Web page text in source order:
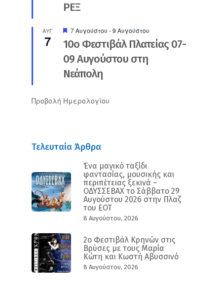
ΡΕΞ
ΑΥΓ
7
Προτεινόμενο
7 Αυγούστου -9 Αυγούστου
10ο Φεστιβάλ Πλατείας 07-
09 Αυγούστου στη
Νεάπολη
Προβολή Ημερολογίου
Τελευταία Άρθρα
Ένα μαγικό ταξίδι
φαντασίας, μουσικής και
περιπέτειας ξεκινά –
ΟΔΥΣΣΕΒΑΧ το Σάββατο 29
Αυγούστου 2026 στην Πλαζ
του ΕΟΤ
8 Αυγούστου, 2026
2ο Φεστιβάλ Κρηνών στις
Βρύσες με τους Μαρία
Κώτη και Κωστή Αβυσσινό
8 Αυγούστου, 2026